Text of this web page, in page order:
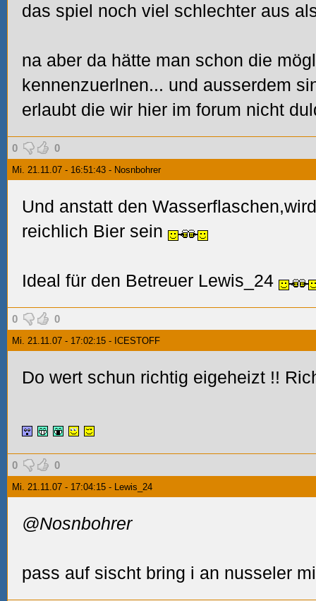
das spiel noch viel schlechter aus
na aber da hätte man schon die
kennenzuerlnen... und ausserdem
erlaubt die wir hier im forum nicht
0 0
Mi. 21.11.07 - 16:51:43 - Nosnbohrer
Und anstatt den
reichlich Bier sein
Ideal für den Betreuer Lewis_24
0 0
Mi. 21.11.07 - 17:02:15 - ICESTOFF
Do wert schun richtig eigeheizt !!
0 0
Mi. 21.11.07 - 17:04:15 - Lewis_24
@Nosnbohrer
pass auf sischt bring i an nusseler